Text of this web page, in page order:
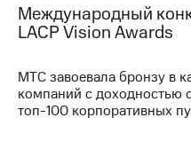
и акционерам
Корпоративное
Корпоративный
секретарь
Раскрытие
Международный
LACP Vision Awards
МТС завоевала бронзу в
компаний с доходностью
топ-100 корпоративных